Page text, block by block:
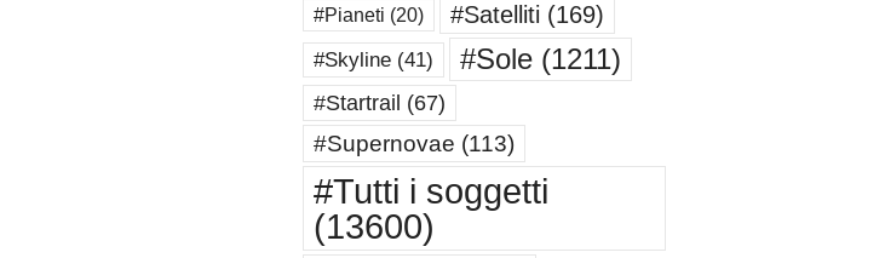
#Pianeti (20) #Satelliti (169)
#Skyline(41) #Sole(1211)
#Startrail (67)
#Supernovae (113)
#Tutti i soggetti
(13600)